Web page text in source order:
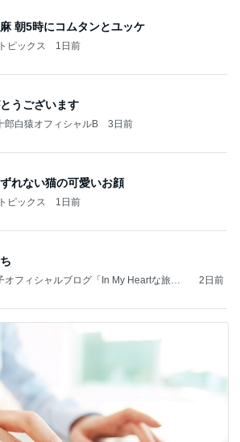
朝5時にコムタンとユッケ
ピックス 1日前
うございます
郎白猿オフィシャルB 3日前
れない猫の可愛いお顔
ピックス 1日前
オフィシャルブログ「In My Heartな旅日
2日前